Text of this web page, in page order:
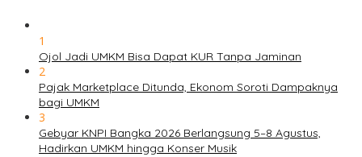
1
Ojol Jadi UMKM Bisa Dapat KUR Tanpa Jaminan
2
Pajak Marketplace Ditunda, Ekonom Soroti Dampaknya
bagi UMKM
3
Gebyar KNPI Bangka 2026 Berlangsung 5–8 Agustus,
Hadirkan UMKM hingga Konser Musik